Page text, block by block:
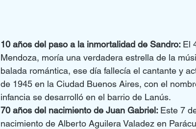
10 años del paso a la inmortalidad de Sandro: El
Mendoza, moría una verdadera estrella de la
balada romántica, ese día fallecía el cantante y
de 1945 en la Ciudad Buenos Aires, con el
infancia se desarrolló en el barrio de Lanús.
70 años del nacimiento de Juan Gabriel: Este 7
nacimiento de Alberto Aguilera Valadez en